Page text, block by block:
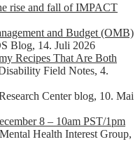
rise and fall of IMPACT
and Budget (OMB)
Blog, 14. Juli 2026
Recipes That Are Both
Field Notes, 4.
Center blog, 10. Mai
8 – 10am PST/1pm
Health Interest Group,